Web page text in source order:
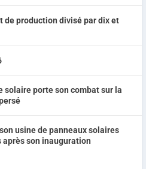
de production divisé par dix et
solaire porte son combat sur la
usine de panneaux solaires
son inauguration